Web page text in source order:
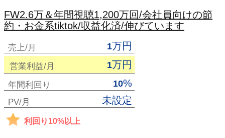
FW2.6万＆年間視聴1,200万回/会社員向けの節
約・お金系tiktok/収益化済/伸びています
売上/月 1万円
営業利益/月 1万円
年間利回り 10%
PV/月 未設定
利回り10%以上